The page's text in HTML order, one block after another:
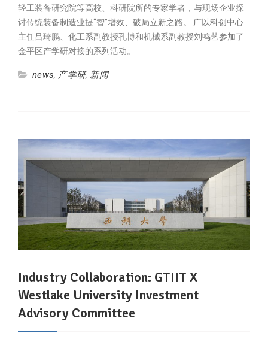
轻工装备研究院等高校、科研院所的专家学者，与现场企业探
讨传统装备制造业提“智”增效、破局立新之路。 广以科创中心
主任吕琦鹏、化工系副教授孔博和机械系副教授刘鸣艺参加了
金平区产学研对接的系列活动。
news, 产学研, 新闻
Industry Collaboration: GTIIT X
Westlake University Investment
Advisory Committee